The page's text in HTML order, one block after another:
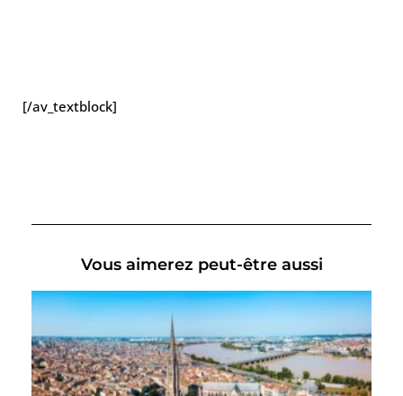
[/av_textblock]
Vous aimerez peut-être aussi